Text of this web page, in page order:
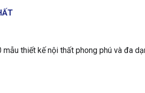
thiết kế nội thất phong phú và đa